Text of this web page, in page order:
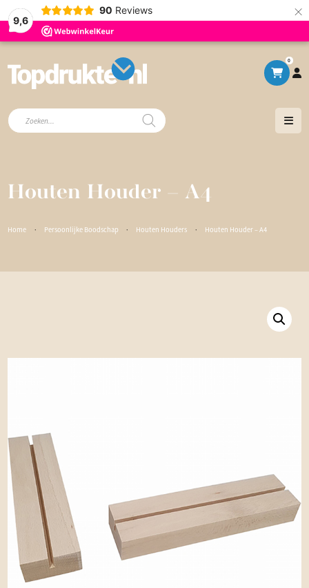
9,6
90 Reviews ×
0
Producten
zoeken
Houten Houder – A4
Home · Persoonlijke Boodschap · Houten Houders · Houten Houder – A4